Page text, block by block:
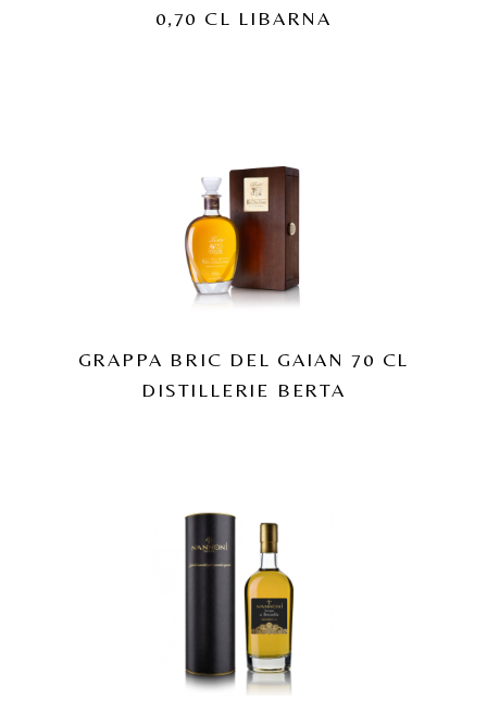
0,70 CL LIBARNA
GRAPPA BRIC DEL GAIAN 70 CL
DISTILLERIE BERTA